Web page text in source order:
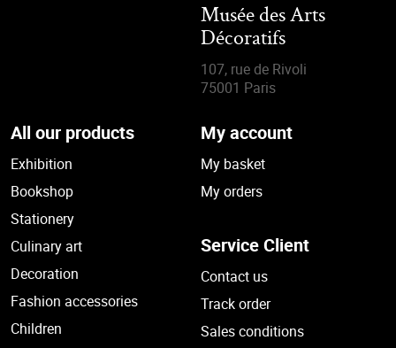
Musée des Arts
Décoratifs
107, rue de Rivoli
75001 Paris
All our products
Exhibition
Bookshop
Stationery
Culinary art
Decoration
Fashion accessories
Children
My account
My basket
My orders
Service Client
Contact us
Track order
Sales conditions